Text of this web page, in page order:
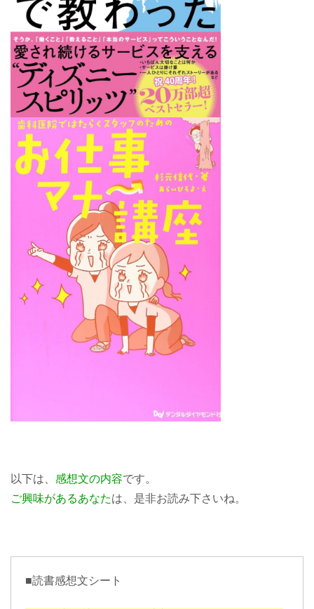
以下は、 感想文の内容です。
ご興味があるあなたは、是非お読み下さいね。
■読書感想文シート